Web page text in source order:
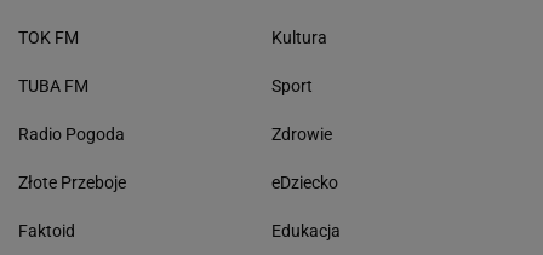
TOK FM
TUBA FM
Radio Pogoda
Złote Przeboje
Faktoid
Kultura
Sport
Zdrowie
eDziecko
Edukacja